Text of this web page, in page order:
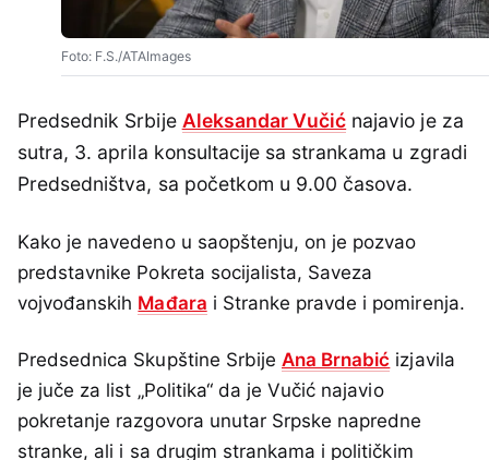
Foto: F.S./ATAImages
Predsednik Srbije Aleksandar Vučić najavio je za
sutra, 3. aprila konsultacije sa strankama u zgradi
Predsedništva, sa početkom u 9.00 časova.
Kako je navedeno u saopštenju, on je pozvao
predstavnike Pokreta socijalista, Saveza
vojvođanskih Mađara i Stranke pravde i pomirenja.
Predsednica Skupštine Srbije Ana Brnabić izjavila
je juče za list „Politika“ da je Vučić najavio
pokretanje razgovora unutar Srpske napredne
stranke, ali i sa drugim strankama i političkim